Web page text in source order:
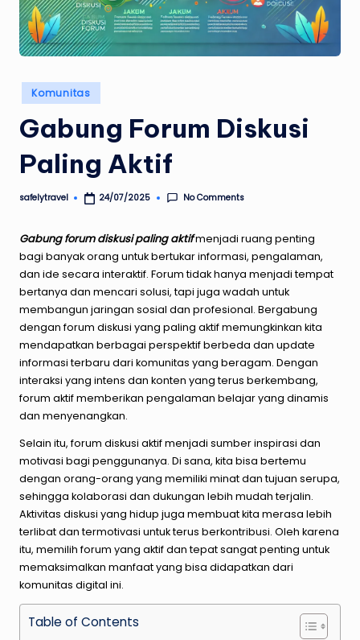
Posted
in
Komunitas
Gabung Forum Diskusi
Paling Aktif
Posted
safelytravel 24/07/2025 No Comments
Gabungforumdiskusipalingaktifmenjadi ruang penting
bagi banyak orang untuk bertukar informasi, pengalaman,
dan ide secara interaktif. Forum tidak hanya menjadi tempat
bertanya dan mencari solusi, tapi juga wadah untuk
membangun jaringan sosial dan profesional. Bergabung
dengan forum diskusi yang paling aktif memungkinkan kita
mendapatkan berbagai perspektif berbeda dan update
informasi terbaru dari komunitas yang beragam. Dengan
interaksi yang intens dan konten yang terus berkembang,
forum aktif memberikan pengalaman belajar yang dinamis
dan menyenangkan.
Selain itu, forum diskusi aktif menjadi sumber inspirasi dan
motivasi bagi penggunanya. Di sana, kita bisa bertemu
dengan orang-orang yang memiliki minat dan tujuan serupa,
sehingga kolaborasi dan dukungan lebih mudah terjalin.
Aktivitas diskusi yang hidup juga membuat kita merasa lebih
terlibat dan termotivasi untuk terus berkontribusi. Oleh karena
itu, memilih forum yang aktif dan tepat sangat penting untuk
memaksimalkan manfaat yang bisa didapatkan dari
komunitas digital ini.
Table of Contents